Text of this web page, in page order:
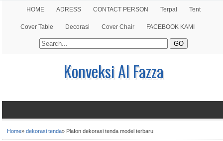
HOME ADRESS CONTACT PERSON Terpal Tent
Cover Table Decorasi Cover Chair FACEBOOK KAMI
Konveksi Al Fazza
Home» dekorasi tenda» Plafon dekorasi tenda model terbaru